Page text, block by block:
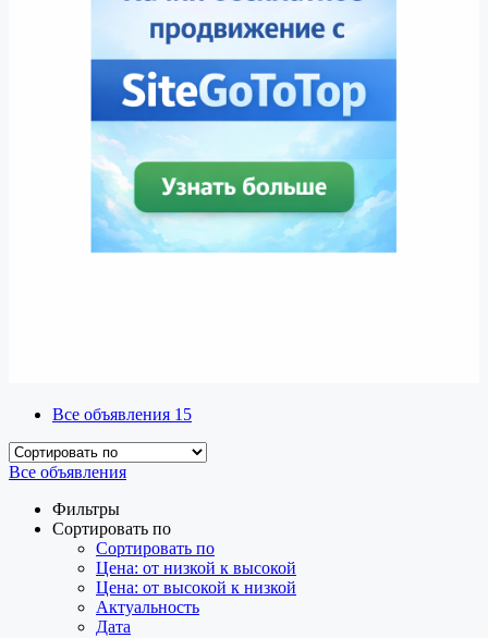
Все объявления 15
Все объявления
Фильтры
Сортировать по
Сортировать по
Цена: от низкой к высокой
Цена: от высокой к низкой
Актуальность
Дата